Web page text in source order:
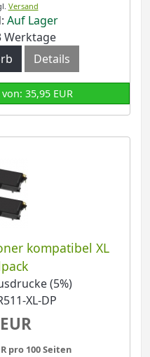
Versand
Auf Lager
Werktage
Details
35,95 EUR
kompatibel XL
(5%)
XL-DP
pro 100 Seiten